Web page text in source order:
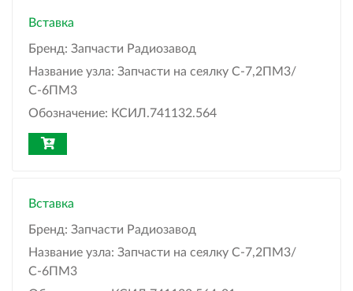
Вставка
Бренд: Запчасти Радиозавод
Название узла: Запчасти на сеялку С-7,2ПМ3/
С-6ПМ3
Обозначение: КСИЛ.741132.564
Вставка
Бренд: Запчасти Радиозавод
Название узла: Запчасти на сеялку С-7,2ПМ3/
С-6ПМ3